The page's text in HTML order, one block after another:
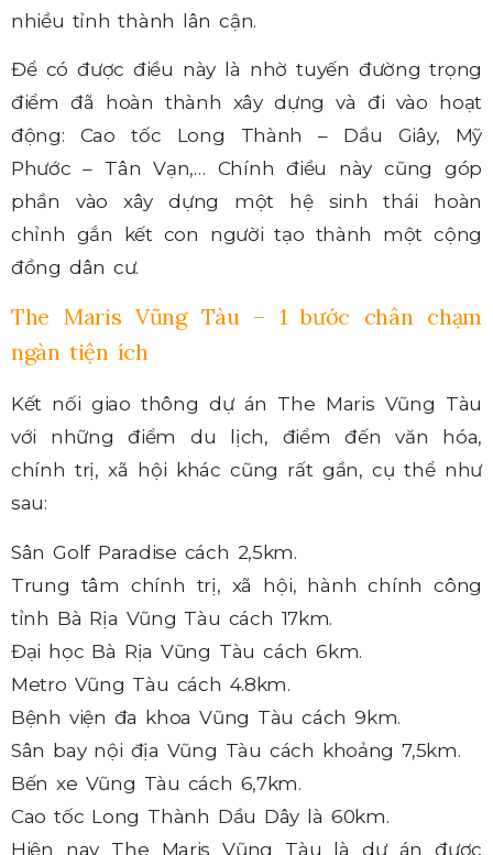
nhiều tỉnh thành lân cận.
Để có được điều này là nhờ tuyến đường trọng
điểm đã hoàn thành xây dựng và đi vào hoạt
động: Cao tốc Long Thành – Dầu Giây, Mỹ
Phước – Tân Vạn,… Chính điều này cũng góp
phần vào xây dựng một hệ sinh thái hoàn
chỉnh gắn kết con người tạo thành một cộng
đồng dân cư.
The Maris Vũng Tàu – 1 bước chân chạm
ngàn tiện ích
Kết nối giao thông dự án The Maris Vũng Tàu
với những điểm du lịch, điểm đến văn hóa,
chính trị, xã hội khác cũng rất gần, cụ thể như
sau:
Sân Golf Paradise cách 2,5km.
Trung tâm chính trị, xã hội, hành chính công
tỉnh Bà Rịa Vũng Tàu cách 17km.
Đại học Bà Rịa Vũng Tàu cách 6km.
Metro Vũng Tàu cách 4.8km.
Bệnh viện đa khoa Vũng Tàu cách 9km.
Sân bay nội địa Vũng Tàu cách khoảng 7,5km.
Bến xe Vũng Tàu cách 6,7km.
Cao tốc Long Thành Dầu Dây là 60km.
Hiện nay The Maris Vũng Tàu là dự án được